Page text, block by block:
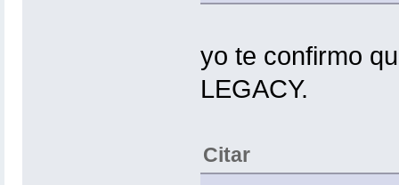
yo te confirmo
LEGACY.
Citar